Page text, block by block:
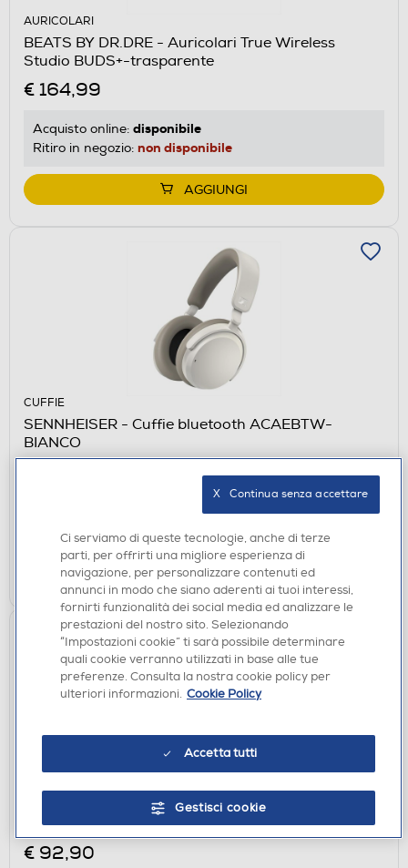
AURICOLARI
BEATS BY DR.DRE - Auricolari True Wireless
Studio BUDS+-trasparente
€ 164,99
Acquisto online: disponibile
Ritiro in negozio: non disponibile
AGGIUNGI
CUFFIE
SENNHEISER - Cuffie bluetooth ACAEBTW-
BIANCO
Ritiro in negozio in 30' gratuito:
AGGIUNGI
URBANISTA - Auricolari bluetooth PHOENIX-
Midnight Black - nero
€ 92,90
Ci serviamo di queste tecnologie, anche di terze
parti, per offrirti una migliore esperienza di
navigazione, per personalizzare contenuti ed
annunci in modo che siano aderenti ai tuoi interessi,
fornirti funzionalità dei social media ed analizzare le
prestazioni del nostro sito. Selezionando
“Impostazioni cookie” ti sarà possibile determinare
quali cookie verranno utilizzati in base alle tue
preferenze. Consulta la nostra cookie policy per
ulteriori informazioni. Cookie Policy
Accetta tutti
Gestisci cookie
X   Continua senza accettare